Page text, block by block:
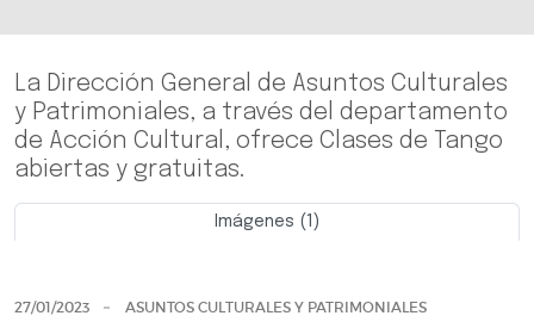
La Dirección General de Asuntos Culturales
y Patrimoniales, a través del departamento
de Acción Cultural, ofrece Clases de Tango
abiertas y gratuitas.
Imágenes (1)
27/01/2023 ASUNTOS CULTURALES Y PATRIMONIALES